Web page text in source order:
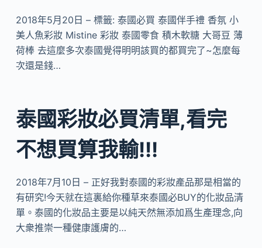
2018年5月20日 – 標籤: 泰國必買 泰國伴手禮 香氛 小
美人魚彩妝 Mistine 彩妝 泰國零食 積木軟糖 大哥豆 薄
荷棒 去這麼多次泰國覺得明明該買的都買完了~怎麼每
次還是錢…
泰國彩妝必買清單,看完
不想買算我輸!!!
2018年7月10日 – 正好我對泰國的彩妝產品那是相當的
有研究!今天就在這裏給你種草來泰國必BUY的化妝品清
單。泰國的化妝品主要是以純天然無添加爲生產理念,向
大衆推崇一種健康護膚的…